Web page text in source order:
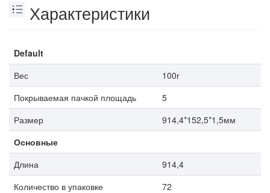
Характеристики
Default
Вес
100г
Покрываемая пачкой площадь
5
Размер
914,4*152,5*1,5мм
Основные
Длина
914,4
Количество в упаковке
72